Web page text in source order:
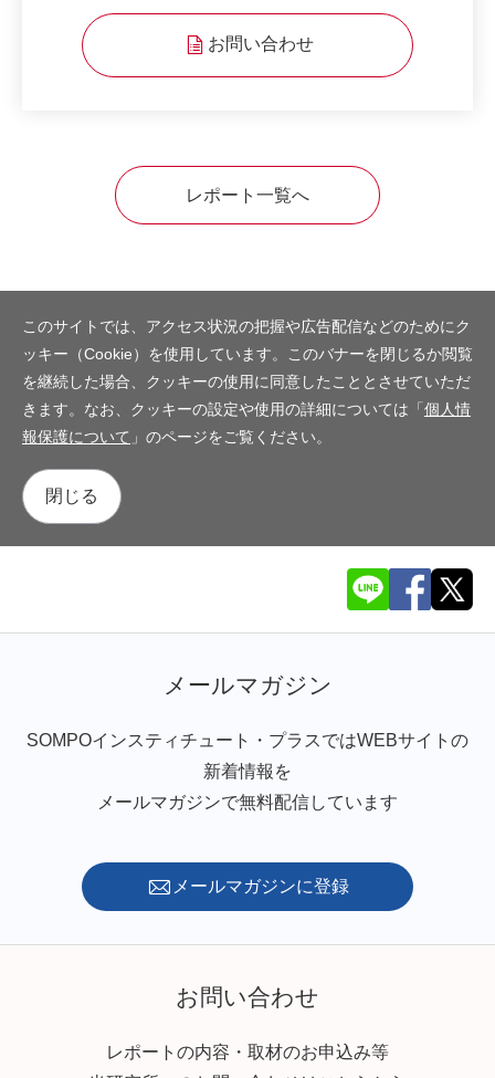
お問い合わせ
レポート一覧へ
このサイトでは、アクセス状況の把握や広告配信などのためにク
ッキー（Cookie）を使用しています。このバナーを閉じるか閲覧
を継続した場合、クッキーの使用に同意したこととさせていただ
きます。なお、クッキーの設定や使用の詳細については「 個人情
報保護について 」のページをご覧ください。
閉じる
メールマガジン
SOMPOインスティチュート・プラスではWEBサイトの
新着情報を
メールマガジンで無料配信しています
メールマガジンに登録
お問い合わせ
レポートの内容・取材のお申込み等